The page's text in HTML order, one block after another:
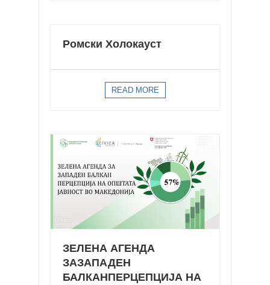
Ромски Холокауст
READ MORE
ЗЕЛЕНА АГЕНДА
ЗАЗАПАДЕН
БАЛКАНПЕРЦЕПЦИЈА НА